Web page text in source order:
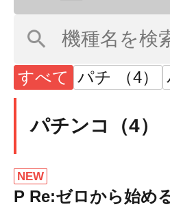
すべて パチ （4）
パチンコ（4）
NEW
P Re:ゼロから始め